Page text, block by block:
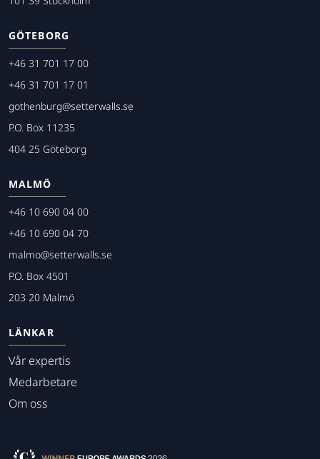
GÖTEBORG
+46 31 701 17 00
+46 31 701 17 01
gothenburg@setterwalls.se
P.O. Box 11235
404 25 Göteborg
MALMÖ
+46 10 690 04 00
+46 10 690 04 70
malmo@setterwalls.se
P.O. Box 4501
203 20 Malmö
LÄNKAR
Vår expertis
Medarbetare
Om oss